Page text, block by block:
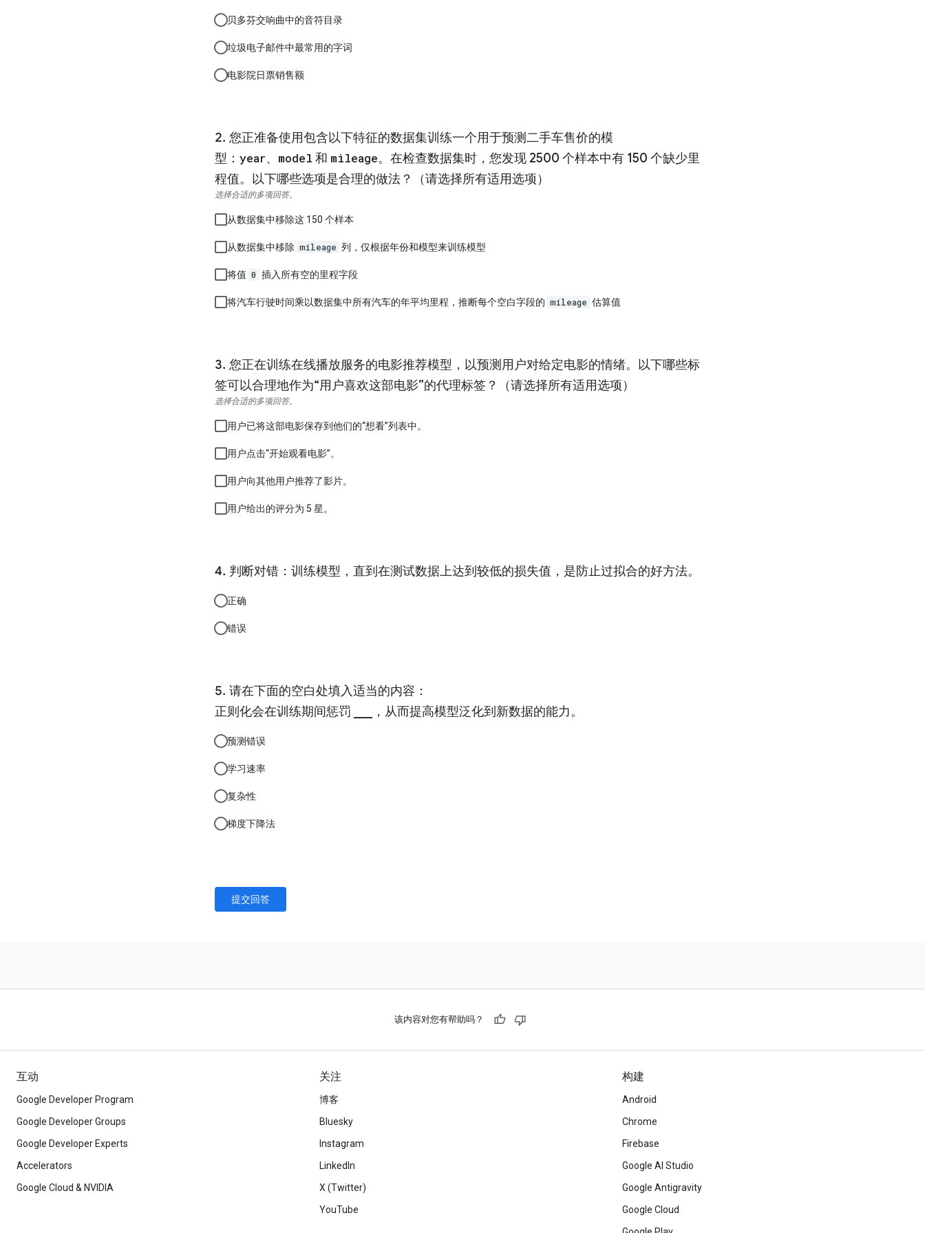
贝多芬交响曲中的音符目录
垃圾电子邮件中最常用的字词
电影院日票销售额
您正准备使用包含以下特征的数据集训练一个用于预测二手车售价的模
型： year、 model 和 mileage。在检查数据集时，您发现 2500 个样本中有 150 个缺少里
程值。以下哪些选项是合理的做法？（请选择所有适用选项）
选择合适的多项回答。
从数据集中移除这 150 个样本
从数据集中移除 mileage 列，仅根据年份和模型来训练模型
将值 0 插入所有空的里程字段
将汽车行驶时间乘以数据集中所有汽车的年平均里程，推断每个空白字段的 mileage 估算值
您正在训练在线播放服务的电影推荐模型，以预测用户对给定电影的情绪。以下哪些标
签可以合理地作为“用户喜欢这部电影”的代理标签？（请选择所有适用选项）
选择合适的多项回答。
用户已将这部电影保存到他们的“想看”列表中。
用户点击“开始观看电影”。
用户向其他用户推荐了影片。
用户给出的评分为 5 星。
判断对错：训练模型，直到在测试数据上达到较低的损失值，是防止过拟合的好方法。
正确
错误
请在下面的空白处填入适当的内容：
正则化会在训练期间惩罚 ___，从而提高模型泛化到新数据的能力。
预测错误
学习速率
复杂性
梯度下降法
提交回答
该内容对您有帮助吗？
互动
Google Developer Program
Google Developer Groups
Google Developer Experts
Accelerators
Google Cloud & NVIDIA
关注
博客
Bluesky
Instagram
LinkedIn
X (Twitter)
YouTube
构建
Android
Chrome
Firebase
Google AI Studio
Google Antigravity
Google Cloud